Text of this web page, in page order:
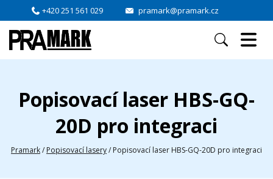
+420 251 561 029 pramark@pramark.cz
Popisovací laser HBS-GQ-
20D pro integraci
Pramark/ Popisovací lasery/ Popisovací laser HBS-GQ-20D pro integraci